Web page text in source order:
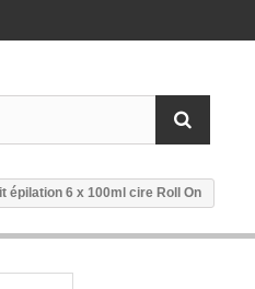
épilation 6 x 100ml cire Roll On